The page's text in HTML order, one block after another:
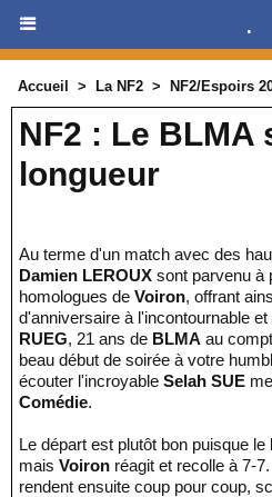
.
Accueil > La NF2 > NF2/Espoirs
NF2 : Le BLMA
longueur
Au terme d'un match avec des
Damien LEROUX sont parvenu à
homologues de Voiron, offrant
d'anniversaire à l'incontournable
RUEG, 21 ans de BLMA au
beau début de soirée à votre
écouter l'incroyable Selah SUE
Comédie.
Le départ est plutôt bon puisque le
mais Voiron réagit et recolle à 7-
rendent ensuite coup pour coup,